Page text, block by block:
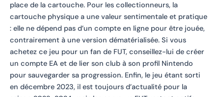
place de la cartouche. Pour les collectionneurs, la
cartouche physique a une valeur sentimentale et pratique
: elle ne dépend pas d’un compte en ligne pour être jouée,
contrairement à une version dématérialisée. Si vous
achetez ce jeu pour un fan de FUT, conseillez-lui de créer
un compte EA et de lier son club à son profil Nintendo
pour sauvegarder sa progression. Enfin, le jeu étant sorti
en décembre 2023, il est toujours d’actualité pour la